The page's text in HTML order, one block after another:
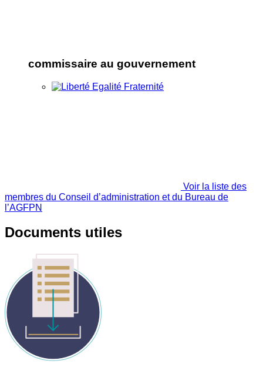
commissaire au gouvernement
Voir la liste des
membres du Conseil d’administration et du Bureau de
l’AGFPN
Documents utiles